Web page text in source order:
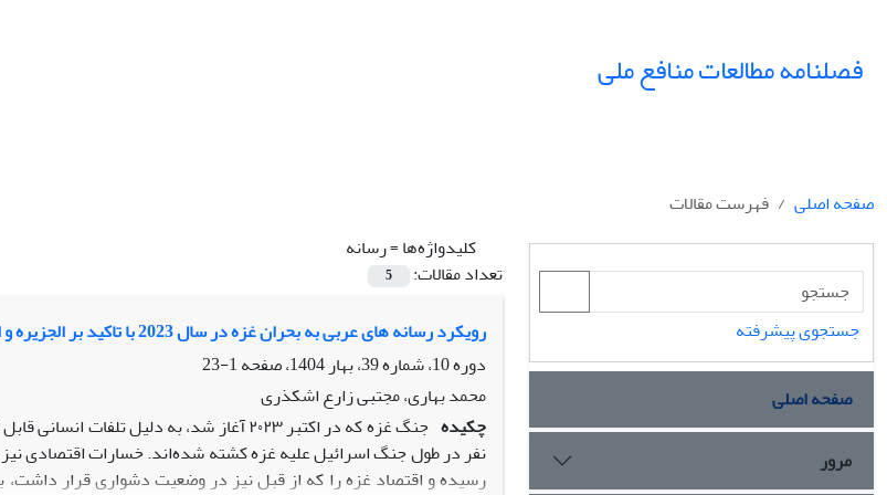
فصلنامه مطالعات منافع ملی
صفحه اصلی
فهرست مقالات
کلیدواژه‌ها =رسانه
تعداد مقالات:
5
رویکرد رسانه های عربی به بحران غزه در سال 2023 با تاکید بر الجزیره و العربیه
دوره 10، شماره 39، بهار 1404، صفحه
1-23
محمد بهاری، مجتبی زارع اشکذری
چکیده
جنگ غزه که در اکتبر ۲۰۲۳ آغاز شد، به
نفر در طول جنگ اسرائیل علیه غزه کشته شده‌اند. خسارات اقتصادی
رسیده و اقتصاد غزه را که از قبل نیز در وضعیت دشواری قرار
جستجوی پیشرفته
صفحه اصلی
مرور